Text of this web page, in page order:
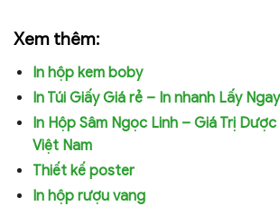
Xem thêm:
In hộp kem boby
In Túi Giấy Giá rẻ – In nhanh Lấy
In Hộp Sâm Ngọc Linh – Giá Trị
Việt Nam
Thiết kế poster
In hộp rượu vang